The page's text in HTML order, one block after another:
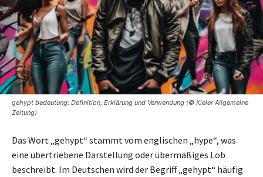
gehypt bedeutung: Definition, Erklärung und Verwendung (© Kieler Allgemeine
Zeitung)
Das Wort „gehypt“ stammt vom englischen „hype“, was
eine übertriebene Darstellung oder übermäßiges Lob
beschreibt. Im Deutschen wird der Begriff „gehypt“ häufig